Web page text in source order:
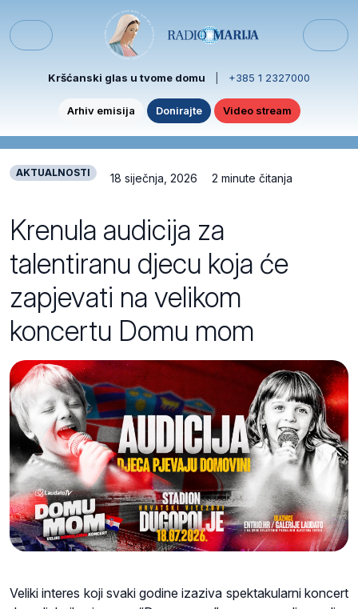
Menu
Kršćanski glas u tvome domu +385 1 2327000
Arhiv emisija Donirajte Video stream
AKTUALNOSTI 18 siječnja, 2026 2 minute čitanja
Krenula audicija za
talentiranu djecu koja će
zapjevati na velikom
koncertu Domu mom
Veliki interes koji svaki godine izaziva spektakularni koncert